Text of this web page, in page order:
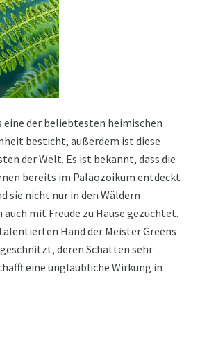
eine der beliebtesten heimischen
besticht, außerdem ist diese
der Welt. Es ist bekannt, dass die
bereits im Paläozoikum entdeckt
sie nicht nur in den Wäldern
mit Freude zu Hause gezüchtet.
Hand der Meister Greens
deren Schatten sehr
eine unglaubliche Wirkung in